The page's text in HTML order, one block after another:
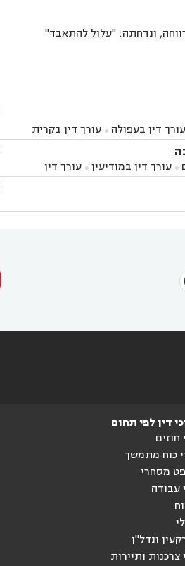
ונדחתה: "עלול להתאבד"
עורך דין בעפולה 
עורך דין בקרית
עורך דין בראש פינה
עורך דין
דין במושב מגדים
דין בסח'נין עורך דין בעכו
עורך
במגדל העמק
 עורך דין במודיעין 
עורך דין
דין במבשרת ציון עורך דין בגיזו
דין בשורש 
דין לפי תחום
חוזים
כוח מתמשך
מסחרי
עבודה
ונדל"ן
צרכנות ותיירות